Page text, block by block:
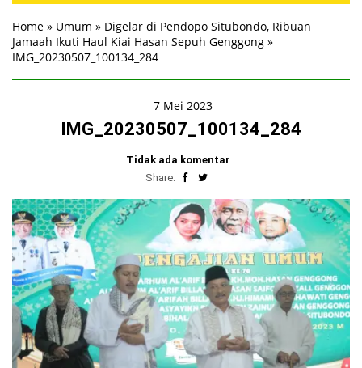
Home » Umum » Digelar di Pendopo Situbondo, Ribuan
Jamaah Ikuti Haul Kiai Hasan Sepuh Genggong »
IMG_20230507_100134_284
7 Mei 2023
IMG_20230507_100134_284
Tidak ada komentar
Share: